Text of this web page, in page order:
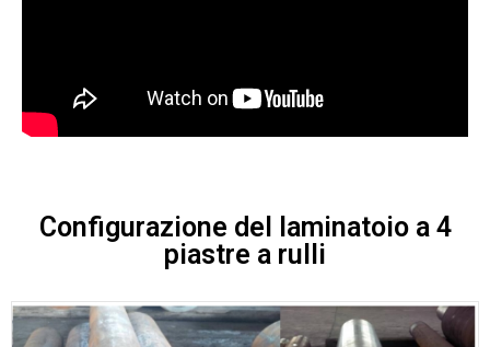
Configurazione del laminatoio a 4
piastre a rulli